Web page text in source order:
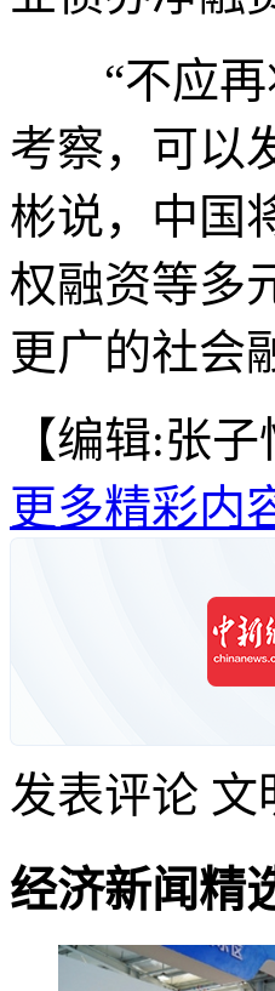
“不应再
考察，可以
彬说，中国
权融资等多
更广的社会
【编辑:张子
更多精彩内
发表评论 文
经济新闻精